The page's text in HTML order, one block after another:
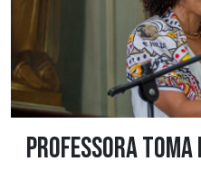
Professora toma